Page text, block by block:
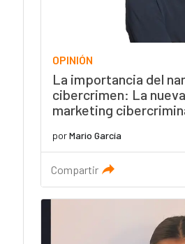
OPINIÓN
La importancia del
cibercrimen: La
marketing
porMario García
Compartir